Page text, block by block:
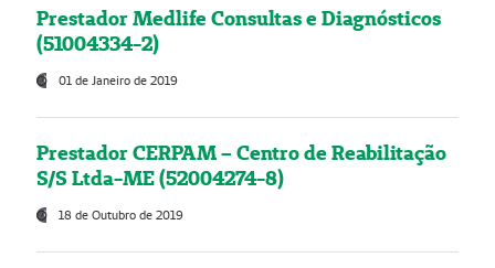
Prestador Medlife Consultas e Diagnósticos
(51004334-2)
01 de Janeiro de 2019
Prestador CERPAM – Centro de Reabilitação
S/S Ltda-ME (52004274-8)
18 de Outubro de 2019